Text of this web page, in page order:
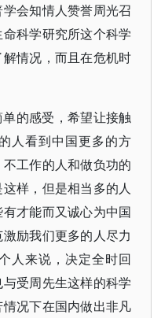
会知情人赞誉周光召
科学研究所这个科学
情况，而且在危机时
的感受，希望让接触
人看到中国更多的方
工作的人和做负功的
样，但是相当多的人
才能而又诚心为中国
励我们更多的人尽力
人来说，决定全时回
受周先生这样的科学
况下在国内做出非凡